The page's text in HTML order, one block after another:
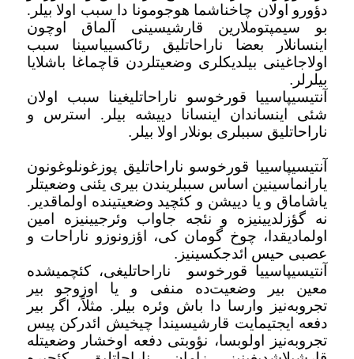
دؤورو اولان چاخناشما هوجومونا دا سبب اولا بیلر.
بو سیمپتوملارین قارشیسینی آلماق اوچون
اینسانلار بعضا ناراحاتلیق رئاکسییاسینا سبب
اولاجاغینی بیلدیکلری وضعیتلردن قاچماغا باشلایا
بیلرلر .
آنتیسیپاسییا قورخوسو ناراحاتلیغینا سبب اولان
شئی اینساندان اینسانا دییشه بیلر. استرس و
ناراحاتلیق سببلری بونلار اولا بیلر .
آنتیسیپاسییا قورخوسو ناراحاتلیق پوزغونلوغونون
یارانماسینین اساس سببلریندن بیری یئنی وضعیتلر
یاشاماق و یا دییشن و کئچید وضعیتینده اولماقدیر.
نه گؤزلدیینیزه و نئجه جاواب وئرجیینیزه امین
اولمادیقدا، چوخ گومان کی، اؤزونوزو ناراحات و
عصبی حیس ائدجکسینیز .
آنتیسیپاسییا قورخوسو
ناراحاتلیغی، کئچمیشده
معین بیر وضعیت‌ده منفی و یا اوزوجو بیر
تجروبه‌نیز وارسا دا باش وئره بیلر. مثلاً، اگر بیر
دفعه ایجتیمایت قارشیسیندا چیخیش ائدرکن پیس
تجروبه‌نیز اولوبسا، نؤوبتی دفعه اوخشار وضعیتله